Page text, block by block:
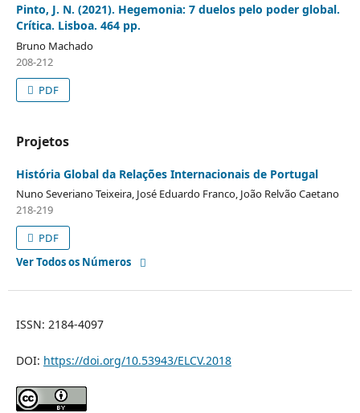
Pinto, J. N. (2021). Hegemonia: 7 duelos pelo poder global.
Crítica. Lisboa. 464 pp.
Bruno Machado
208-212
PDF
Projetos
História Global da Relações Internacionais de Portugal
Nuno Severiano Teixeira, José Eduardo Franco, João Relvão Caetano
218-219
PDF
Ver Todos os Números
ISSN: 2184-4097
DOI: https://doi.org/10.53943/ELCV.2018